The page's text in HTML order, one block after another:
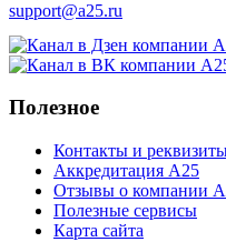
support@a25.ru
Полезное
Контакты и
Аккредитация А25
Отзывы о компании
Полезные сервисы
Карта сайта